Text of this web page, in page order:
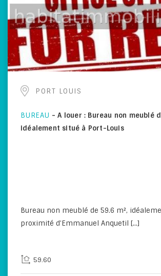
PORT LOUIS
BUREAU -A louer : Bureau non meublé
idéalement situé à Port-Louis
Bureau non meublé de 59.6 m²,
proximité d’Emmanuel Anquetil [...]
59.60